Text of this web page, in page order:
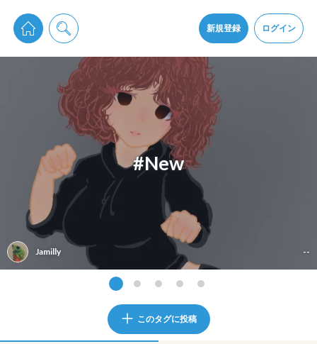
新規登録 ログイン
pixiv Sketchは2024年5月28日付で プライパシーポリシーを改定しました。
通知を受け取るにはここをクリックします
pixiv Sketchアプリでさらに快適に！
アプリをインストール
#New
Jamilly --
このタグに投稿